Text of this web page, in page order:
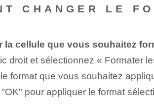
CHANGER LE
la cellule que vous souhaitez
droit et sélectionnez « Formater
format que vous souhaitez
pour appliquer le format